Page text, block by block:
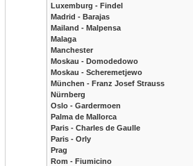
Luxemburg - Findel
Madrid - Barajas
Mailand - Malpensa
Malaga
Manchester
Moskau - Domodedowo
Moskau - Scheremetjewo
München - Franz Josef Strauss
Nürnberg
Oslo - Gardermoen
Palma de Mallorca
Paris - Charles de Gaulle
Paris - Orly
Prag
Rom - Fiumicino